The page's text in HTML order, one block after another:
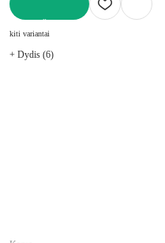
kiti variantai
+ Dydis (6)